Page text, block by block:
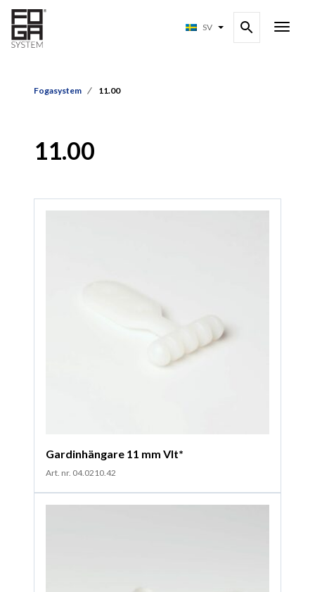
SV
Fogasystem 11.00
11.00
Gardinhängare 11 mm VIt*
Art. nr. 04.0210.42